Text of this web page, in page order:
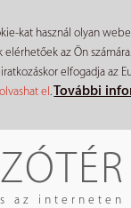
kat használ olyan
az Ön
elfogadja az
el.További
az interneten